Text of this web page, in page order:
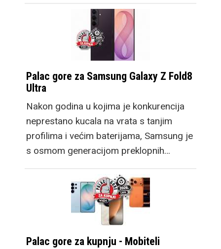
Palac gore za Samsung Galaxy Z Fold8
Ultra
Nakon godina u kojima je konkurencija
neprestano kucala na vrata s tanjim
profilima i većim baterijama, Samsung je
s osmom generacijom preklopnih…
Palac gore za kupnju - Mobiteli